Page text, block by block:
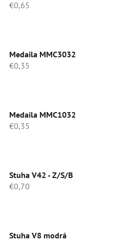
€0,65
Medaila MMC3032
€0,35
Medaila MMC1032
€0,35
Stuha V42 - Z/S/B
€0,70
Stuha V8 modrá